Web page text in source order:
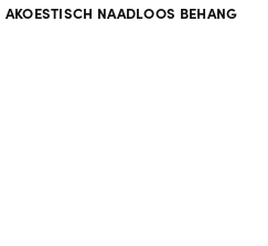
AKOESTISCH NAADLOOS BEHANG